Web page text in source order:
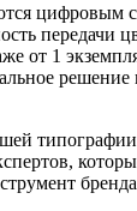
цифровым
передачи
от 1
решение